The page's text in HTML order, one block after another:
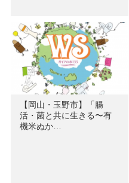
【岡山・玉野市】「腸
活・菌と共に生きる〜有
機米ぬか…